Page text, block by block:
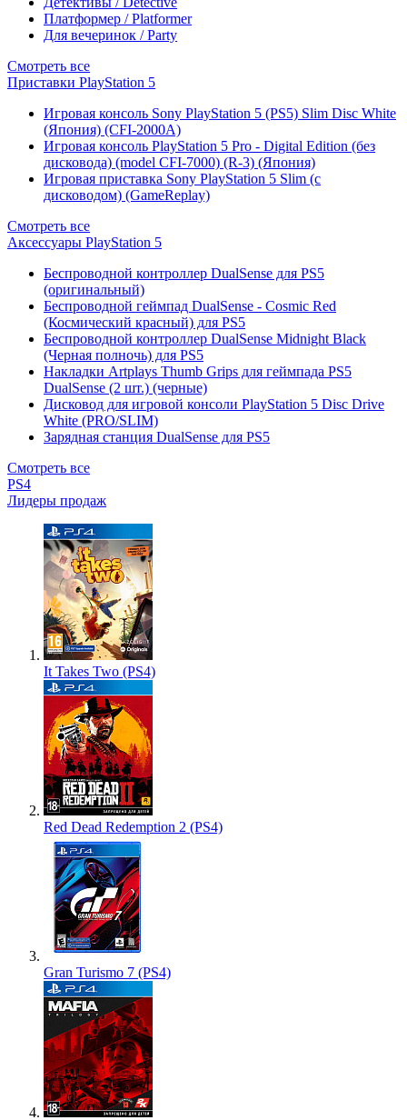
Платформер / Platformer
Для вечеринок / Party
Смотреть все
Приставки PlayStation 5
Игровая консоль Sony PlayStation 5 (PS5) Slim Disc White
(Япония) (CFI-2000A)
Игровая консоль PlayStation 5 Pro - Digital Edition (без
дисковода) (model CFI-7000) (R-3) (Япония)
Игровая приставка Sony PlayStation 5 Slim (с
дисководом) (GameReplay)
Смотреть все
Аксессуары PlayStation 5
Беспроводной контроллер DualSense для PS5
(оригинальный)
Беспроводной геймпад DualSense - Cosmic Red
(Космический красный) для PS5
Беспроводной контроллер DualSense Midnight Black
(Черная полночь) для PS5
Накладки Artplays Thumb Grips для геймпада PS5
DualSense (2 шт.) (черные)
Дисковод для игровой консоли PlayStation 5 Disc Drive
White (PRO/SLIM)
Зарядная станция DualSense для PS5
Смотреть все
PS4
Лидеры продаж
It Takes Two (PS4)
Red Dead Redemption 2 (PS4)
Gran Turismo 7 (PS4)